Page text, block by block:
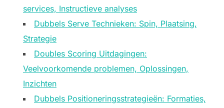
services, Instructieve analyses
Dubbels Serve Technieken: Spin, Plaatsing,
Strategie
Doubles Scoring Uitdagingen:
Veelvoorkomende problemen, Oplossingen,
Inzichten
Dubbels Positioneringsstrategieën: Formaties,